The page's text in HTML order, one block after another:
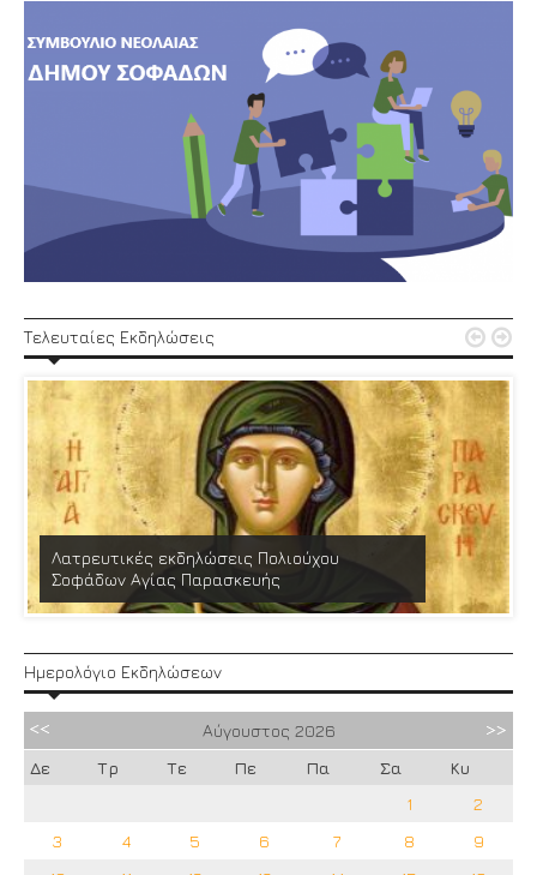
Τελευταίες Εκδηλώσεις
Λατρευτικές εκδηλώσεις Πολιούχου
Σοφάδων Αγίας Παρασκευής
 
Ημερολόγιο Εκδηλώσεων
Αύγουστος 2026
Δε
Τρ Τε Πε Πα Σα
Κυ
1
2
3
4 5 6 7 8
9